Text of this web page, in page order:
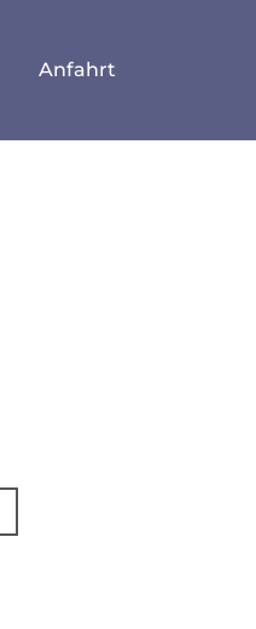
Anfahrt